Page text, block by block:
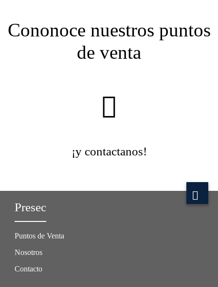
Cononoce nuestros puntos
de venta
¡y contactanos!
Presec
Puntos de Venta
Nosotros
Contacto